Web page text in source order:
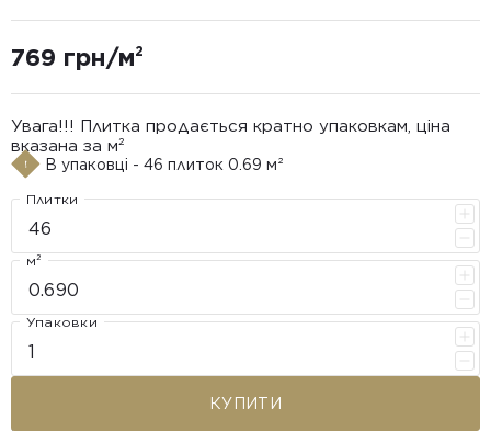
769 грн/м²
Увага!!! Плитка продається кратно упаковкам, ціна
вказана за м²
В упаковці - 46 плиток 0.69 м²
Плитки
м²
Упаковки
КУПИТИ